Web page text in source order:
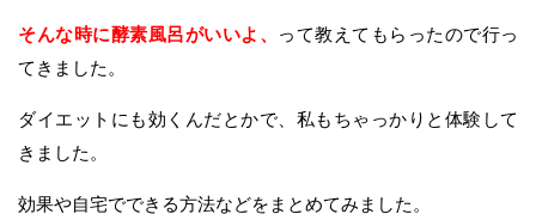
そんな時に酵素風呂がいいよ、
って教えてもらったので行っ
てきました。
ダイエットにも効くんだとかで、私もちゃっかりと体験して
きました。
効果や自宅でできる方法などをまとめてみました。